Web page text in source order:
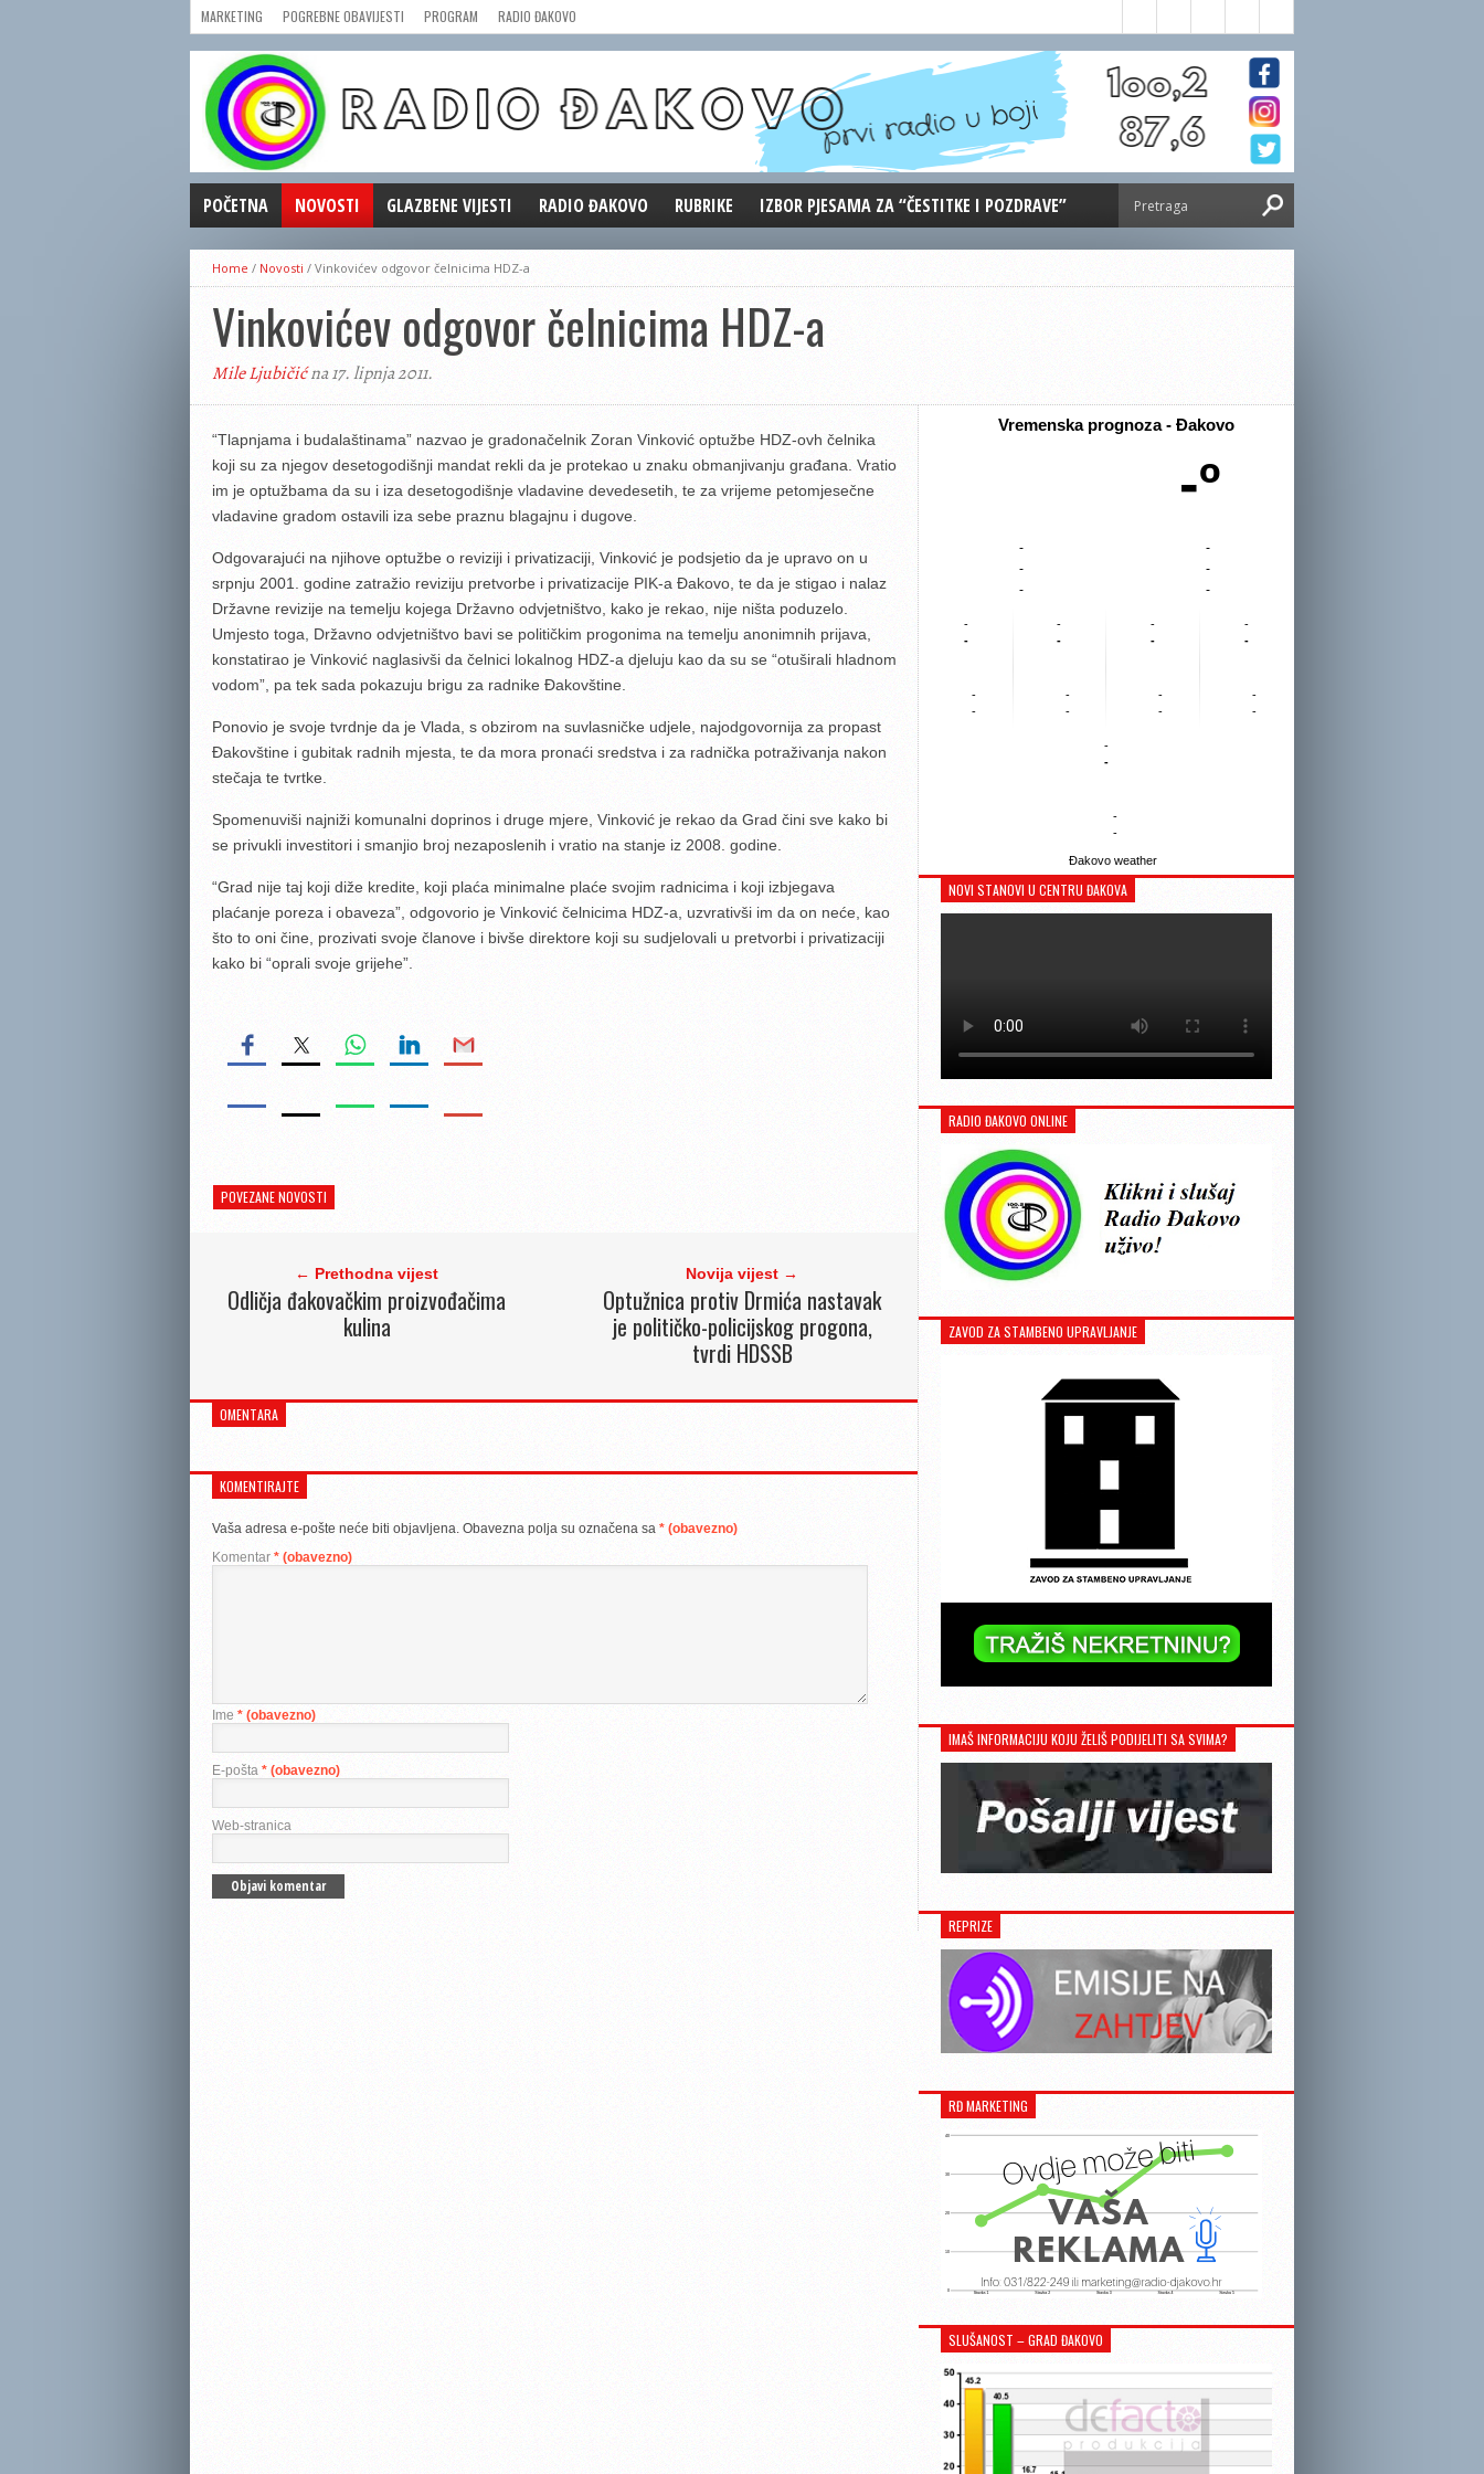
MARKETING POGREBNE OBAVIJESTI PROGRAM RADIO ĐAKOVO
POČETNA NOVOSTI
AKTUALNOSTI
CRNA KRONIKA
POLITIKA
ZANIMLJIVOSTI
GOSPODARSTVO
KULTURA
ŠPORT
REPRIZE EMISIJA
GLAZBENE VIJESTI RADIO ĐAKOVO
MARKETING
RUBRIKE
REPRIZE EMISIJA
DOBRE VIBRACIJE
ĐAKOVO GRADE
WEB ANKETA
IZBOR PJESAMA ZA “ČESTITKE I POZDRAVE”
Home / Novosti / Vinkovićev odgovor čelnicima HDZ-a
Vinkovićev odgovor čelnicima HDZ-a
Mile Ljubičićna 17. lipnja 2011.
“Tlapnjama i budalaštinama” nazvao je gradonačelnik Zoran Vinković optužbe HDZ-ovh čelnika
koji su za njegov desetogodišnji mandat rekli da je protekao u znaku obmanjivanju građana. Vratio
im je optužbama da su i iza desetogodišnje vladavine devedesetih, te za vrijeme petomjesečne
vladavine gradom ostavili iza sebe praznu blagajnu i dugove.
Odgovarajući na njihove optužbe o reviziji i privatizaciji, Vinković je podsjetio da je upravo on u
srpnju 2001. godine zatražio reviziju pretvorbe i privatizacije PIK-a Đakovo, te da je stigao i nalaz
Državne revizije na temelju kojega Državno odvjetništvo, kako je rekao, nije ništa poduzelo.
Umjesto toga, Državno odvjetništvo bavi se političkim progonima na temelju anonimnih prijava,
konstatirao je Vinković naglasivši da čelnici lokalnog HDZ-a djeluju kao da su se “otuširali hladnom
vodom”, pa tek sada pokazuju brigu za radnike Đakovštine.
Ponovio je svoje tvrdnje da je Vlada, s obzirom na suvlasničke udjele, najodgovornija za propast
Đakovštine i gubitak radnih mjesta, te da mora pronaći sredstva i za radnička potraživanja nakon
stečaja te tvrtke.
Spomenuviši najniži komunalni doprinos i druge mjere, Vinković je rekao da Grad čini sve kako bi
se privukli investitori i smanjio broj nezaposlenih i vratio na stanje iz 2008. godine.
“Grad nije taj koji diže kredite, koji plaća minimalne plaće svojim radnicima i koji izbjegava
plaćanje poreza i obaveza”, odgovorio je Vinković čelnicima HDZ-a, uzvrativši im da on neće, kao
što to oni čine, prozivati svoje članove i bivše direktore koji su sudjelovali u pretvorbi i privatizaciji
kako bi “oprali svoje grijehe”.
POVEZANE NOVOSTI
← Prethodna vijest
Odličja đakovačkim proizvođačima
kulina
Novija vijest →
Optužnica protiv Drmića nastavak
je političko-policijskog progona,
tvrdi HDSSB
OMENTARA
KOMENTIRAJTE
Vaša adresa e-pošte neće biti objavljena. Obavezna polja su označena sa * (obavezno)
Komentar * (obavezno)
Ime * (obavezno)
E-pošta * (obavezno)
Web-stranica
Vremenska prognoza - Đakovo
-º
-
-
-
-
-
-
-
-
-
-
-
-
-
-
-
-
-
-
-
-
-
-
-
-
-
-
Đakovo weather
NOVI STANOVI U CENTRU ĐAKOVA
RADIO ĐAKOVO ONLINE
ZAVOD ZA STAMBENO UPRAVLJANJE
IMAŠ INFORMACIJU KOJU ŽELIŠ PODIJELITI SA SVIMA?
REPRIZE
RĐ MARKETING
SLUŠANOST – GRAD ĐAKOVO